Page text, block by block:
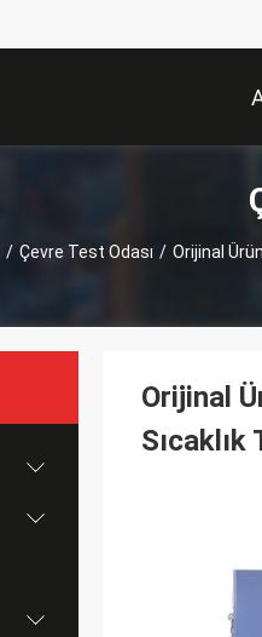
/ Çevre Test Odası / Orijinal
Orijinal